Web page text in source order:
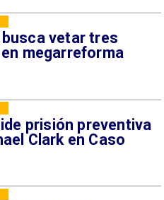
busca vetar tres
megarreforma
prisión preventiva
Clark en Caso